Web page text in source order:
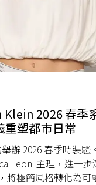
Klein 2026 春季
重塑都市日常
辦2026 春季時裝騷
Leoni 主理，進一
將極簡風格轉化為可